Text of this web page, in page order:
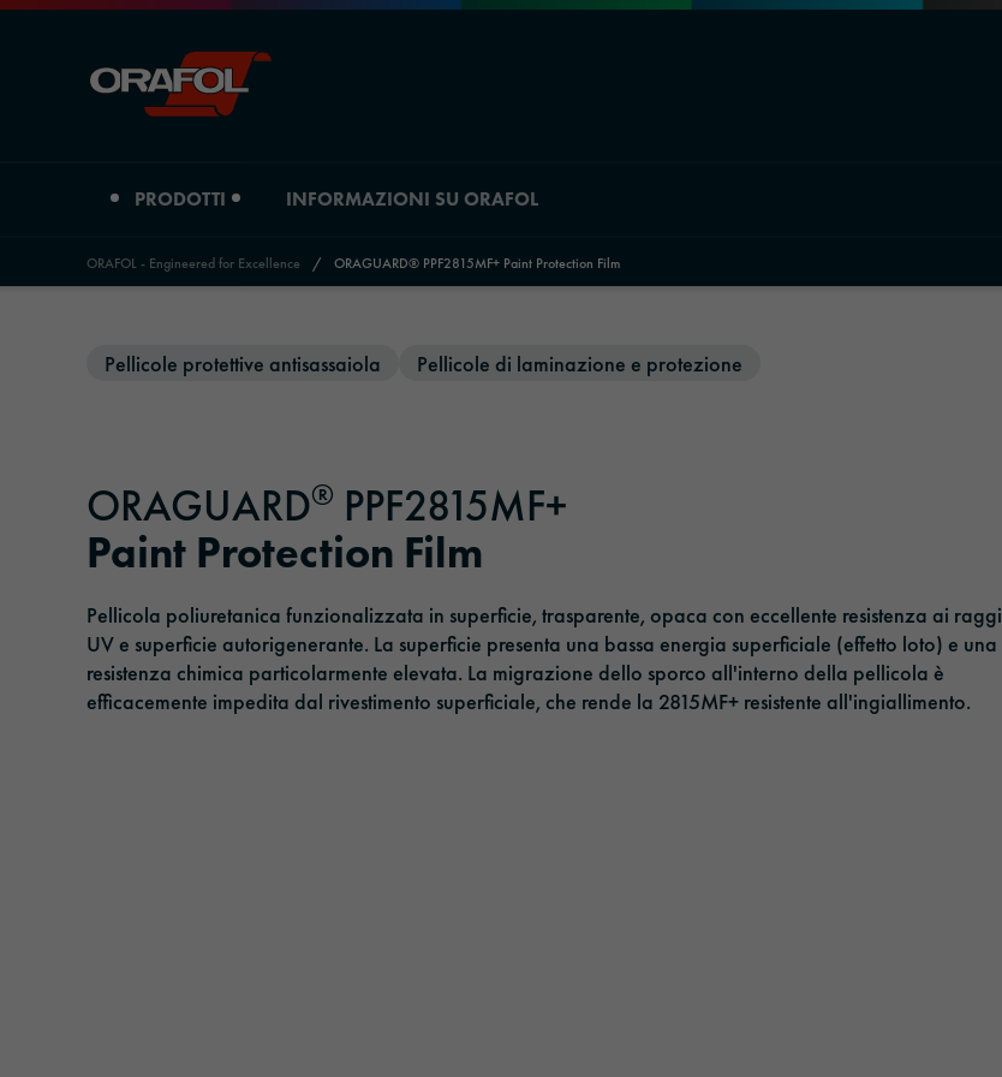
PRODOTTI
Materiali riflettenti
Nastri adesivi
Pellicola parasole
Pellicole di laminazione e protezione
INFORMAZIONI SU ORAFOL
Storia
Gestione
Responsabilità
ORAFOL - Engineered for Excellence / ORAGUARD® PPF2815MF+ Paint Protection Film
Pellicole protettive antisassaiola Pellicole di laminazione e protezione
ORAGUARD® PPF2815MF+
Paint Protection Film
Pellicola poliuretanica funzionalizzata in superficie, trasparente, opaca con eccellente resistenza ai raggi
UV e superficie autorigenerante. La superficie presenta una bassa energia superficiale (effetto loto) e una
resistenza chimica particolarmente elevata. La migrazione dello sporco all'interno della pellicola è
efficacemente impedita dal rivestimento superficiale, che rende la 2815MF+ resistente all'ingiallimento.